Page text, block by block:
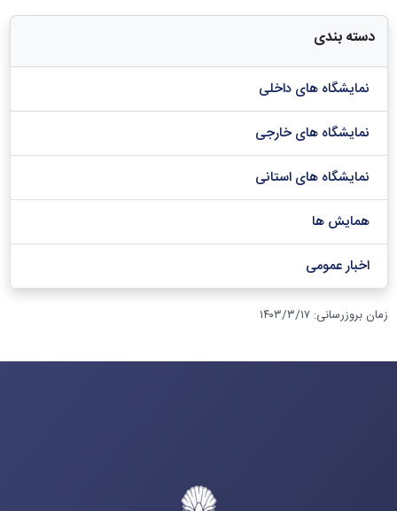
دسته بندی
نمایشگاه های داخلی
نمایشگاه های خارجی
نمایشگاه های استانی
همایش ها
اخبار عمومی
زمان بروزرسانی:۱۴۰۳/۳/۱۷